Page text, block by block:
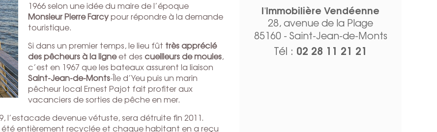
1966 selon une idée du maire de l’époque
Monsieur Pierre Farcypour répondre à la demande
touristique.
Si dans un premier temps, le lieu fût très apprécié
des pêcheurs à la ligneet des cueilleurs de moules,
c’est en 1967 que les bateaux assurent la liaison
Saint-Jean-de-Monts-Île d’Yeu puis un marin
pêcheur local Ernest Pajot fait profiter aux
vacanciers de sorties de pêche en mer.
l’estacade devenue vétuste, sera détruite fin 2011.
été entièrement recyclée et chaque habitant en a reçu
l'Immobilière Vendéenne
28, avenue de la Plage
85160 - Saint-Jean-de-Monts
Tél : 02 28 11 21 21